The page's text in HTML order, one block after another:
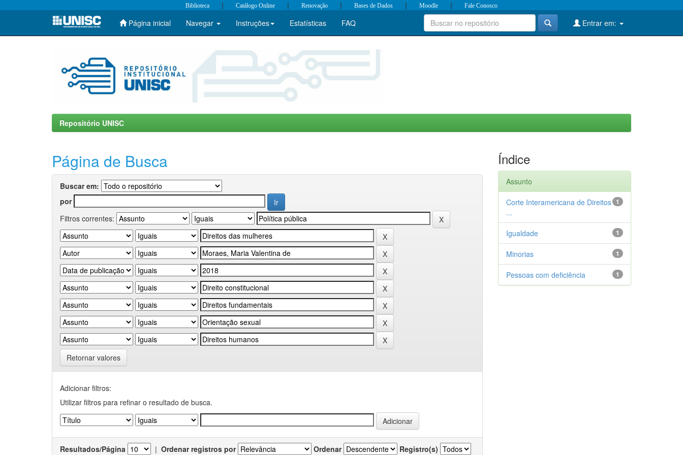
Skip
Biblioteca | Catálogo Online | Renovação | Bases de Dados | Moodle | Fale Conosco
Página inicial Navegar Instruções Estatísticas FAQ Entrar em:
Repositório UNISC
Página de Busca
Buscar em:
por
Filtros correntes:
Retornar valores
Adicionar filtros:
Utilizar filtros para refinar o resultado de busca.
Resultados/Página | Ordenar registros por Ordenar Registro(s)
Índice
Assunto
1
Corte Interamericana de Direitos
...
1
Igualdade
1
Minorias
1
Pessoas com deficiência